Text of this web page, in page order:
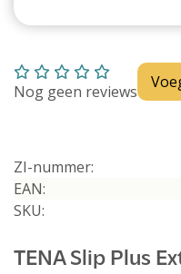
Nog geen reviews
ZI-nummer:
EAN:
SKU:
TENA Slip Plus